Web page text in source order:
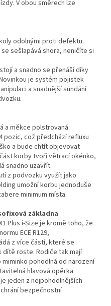
V obou směrech lze
odolnými proti defektu.
sešlapává shora, neničíte si
a snadno se přenáší díky
je systém pojistek
a snadnější sundání
a měkce polstrovaná.
pozic, což předchází refluxu
a bude chtít objevovat
korby tvoří větrací okénko,
snadno uzavřít.
z podvozku využít jako
umožní korbu jednoduše
minimum místa.
základna
Plus i-Size je kromě toho, že
ECE R129,
z více částí, které se
roste. Rodiče tak mají
pohodlná od narození
hlavová opěrka
jeden z nejpohodlnějších
bezpečnostní